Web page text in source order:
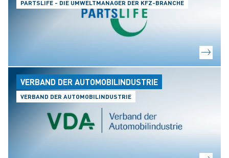
PARTSLIFE - DIE UMWELTMANAGER DER KFZ-BRANCHE
VERBAND DER AUTOMOBILINDUSTRIE
VERBAND DER AUTOMOBILINDUSTRIE